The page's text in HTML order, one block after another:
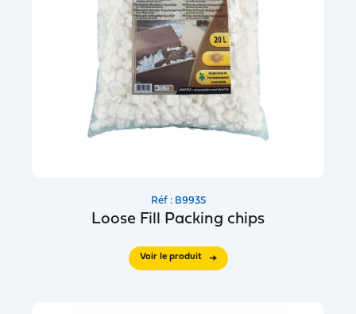
Réf : B993S
Loose Fill Packing chips
Voir le produit